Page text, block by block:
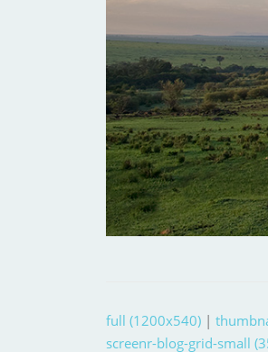
full (1200x540) |
screenr-blog-grid-small